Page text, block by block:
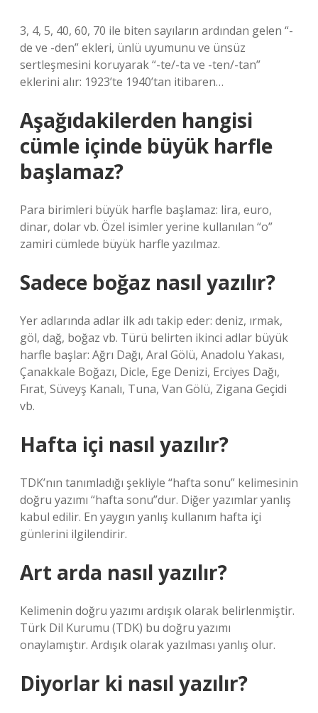
3, 4, 5, 40, 60, 70 ile biten sayıların ardından gelen “-
de ve -den” ekleri, ünlü uyumunu ve ünsüz
sertleşmesini koruyarak “-te/-ta ve -ten/-tan”
eklerini alır: 1923’te 1940’tan itibaren…
Aşağıdakilerden hangisi
cümle içinde büyük harfle
başlamaz?
Para birimleri büyük harfle başlamaz: lira, euro,
dinar, dolar vb. Özel isimler yerine kullanılan “o”
zamiri cümlede büyük harfle yazılmaz.
Sadece boğaz nasıl yazılır?
Yer adlarında adlar ilk adı takip eder: deniz, ırmak,
göl, dağ, boğaz vb. Türü belirten ikinci adlar büyük
harfle başlar: Ağrı Dağı, Aral Gölü, Anadolu Yakası,
Çanakkale Boğazı, Dicle, Ege Denizi, Erciyes Dağı,
Fırat, Süveyş Kanalı, Tuna, Van Gölü, Zigana Geçidi
vb.
Hafta içi nasıl yazılır?
TDK’nın tanımladığı şekliyle “hafta sonu” kelimesinin
doğru yazımı “hafta sonu”dur. Diğer yazımlar yanlış
kabul edilir. En yaygın yanlış kullanım hafta içi
günlerini ilgilendirir.
Art arda nasıl yazılır?
Kelimenin doğru yazımı ardışık olarak belirlenmiştir.
Türk Dil Kurumu (TDK) bu doğru yazımı
onaylamıştır. Ardışık olarak yazılması yanlış olur.
Diyorlar ki nasıl yazılır?